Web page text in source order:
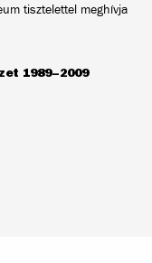
tisztelettel meghívja
1989–2009